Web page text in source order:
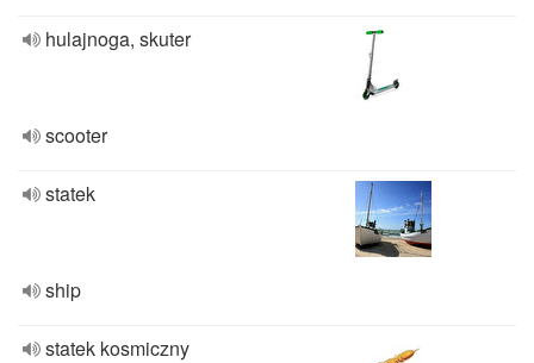
hulajnoga, skuter
scooter
statek
ship
statek kosmiczny